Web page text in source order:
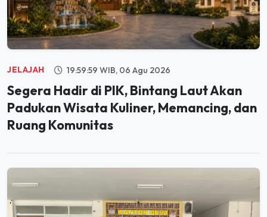
JELAJAH 19:59:59 WIB, 06 Agu 2026
Segera Hadir di PIK, Bintang Laut Akan
Padukan Wisata Kuliner, Memancing, dan
Ruang Komunitas